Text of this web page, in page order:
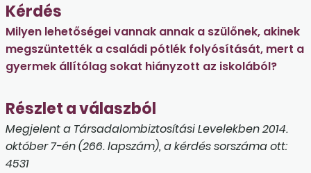
Kérdés
Milyen lehetőségei vannak annak a szülőnek, akinek
megszüntették a családi pótlék folyósítását, mert a
gyermek állítólag sokat hiányzott az iskolából?
Részlet a válaszból
Megjelent a Társadalombiztosítási Levelekben 2014.
október 7-én (266. lapszám), a kérdés sorszáma ott:
4531